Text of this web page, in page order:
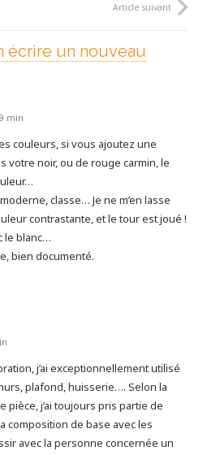
Article suivant
écrire un nouveau
min
couleurs, si vous ajoutez une
votre noir, ou de rouge carmin, le
classe… Je ne m’en lasse
contrastante, et le tour est joué !
le blanc…
bien documenté.
j’ai exceptionnellement utilisé
plafond, huisserie…. Selon la
pièce, j’ai toujours pris partie de
composition de base avec les
avec la personne concernée un